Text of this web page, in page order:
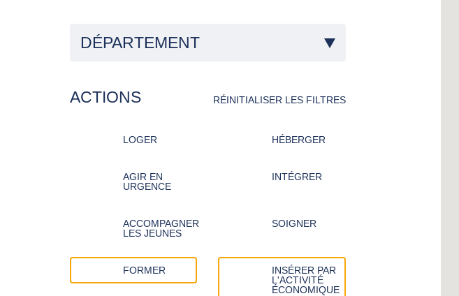
DÉPARTEMENT
ACTIONS RÉINITIALISER LES FILTRES
LOGER HÉBERGER
AGIR EN
URGENCE
INTÉGRER
ACCOMPAGNER
LES JEUNES
SOIGNER
FORMER
INSÉRER PAR
L'ACTIVITÉ
ÉCONOMIQUE